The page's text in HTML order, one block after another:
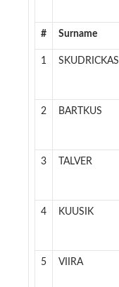
# Surname
1 SKUDRICKAS
2 BARTKUS
3 TALVER
4 KUUSIK
5 VIIRA